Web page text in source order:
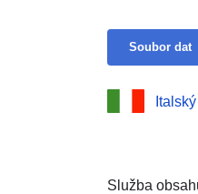
Soubor dat
Služba